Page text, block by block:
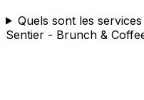
Quels sont les
Sentier - Brunch &